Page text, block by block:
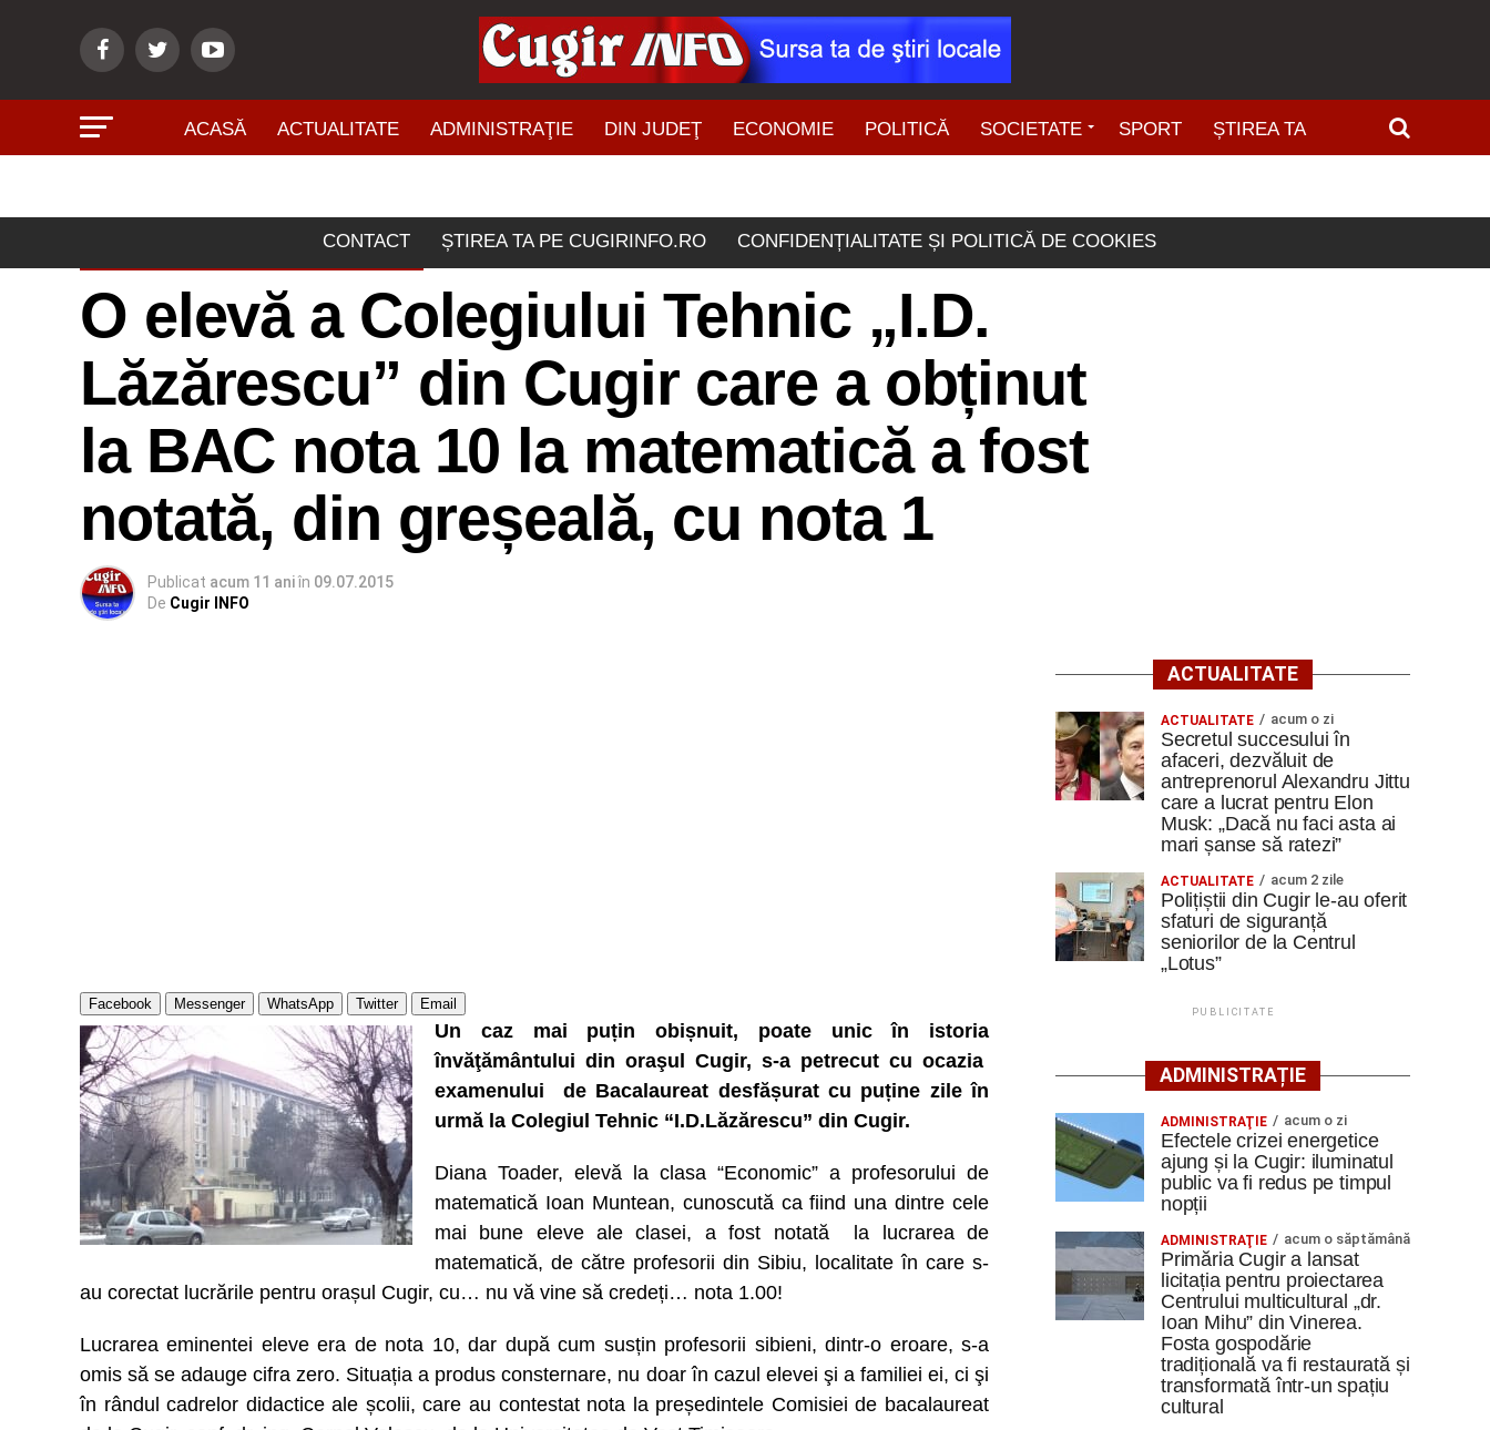
ACASĂ ACTUALITATE ADMINISTRAŢIE DIN JUDEŢ ECONOMIE POLITICĂ SOCIETATE SPORT ȘTIREA TA
CONTACT ȘTIREA TA PE CUGIRINFO.RO CONFIDENȚIALITATE ȘI POLITICĂ DE COOKIES
ÎNVĂŢĂMÂNT - CULTURĂ
O elevă a Colegiului Tehnic „I.D.
Lăzărescu” din Cugir care a obținut
la BAC nota 10 la matematică a fost
notată, din greșeală, cu nota 1
Publicat acum 11 aniîn 09.07.2015
De Cugir INFO
Facebook Messenger WhatsApp Twitter Email
Un caz mai puțin obișnuit, poate unic în istoria
învăţământului din oraşul Cugir, s-a petrecut cu ocazia
examenului de Bacalaureat desfășurat cu puține zile în
urmă la Colegiul Tehnic “I.D.Lăzărescu” din Cugir.
Diana Toader, elevă la clasa “Economic” a profesorului de
matematică Ioan Muntean, cunoscută ca fiind una dintre cele
mai bune eleve ale clasei, a fost notată la lucrarea de
matematică, de către profesorii din Sibiu, localitate în care s-
au corectat lucrările pentru orașul Cugir, cu… nu vă vine să credeți… nota 1.00!
Lucrarea eminentei eleve era de nota 10, dar după cum susțin profesorii sibieni, dintr-o eroare, s-a
omis să se adauge cifra zero. Situația a produs consternare, nu doar în cazul elevei şi a familiei ei, ci şi
în rândul cadrelor didactice ale școlii, care au contestat nota la președintele Comisiei de bacalaureat
ACTUALITATE
ACTUALITATE acum o zi
Secretul succesului în
afaceri, dezvăluit de
antreprenorul Alexandru Jittu
care a lucrat pentru Elon
Musk: „Dacă nu faci asta ai
mari șanse să ratezi”
ACTUALITATE acum 2 zile
Polițiștii din Cugir le-au oferit
sfaturi de siguranță
seniorilor de la Centrul
„Lotus”
PUBLICITATE
ADMINISTRAȚIE
ADMINISTRAŢIE acum o zi
Efectele crizei energetice
ajung și la Cugir: iluminatul
public va fi redus pe timpul
nopții
ADMINISTRAŢIE acum o săptămână
Primăria Cugir a lansat
licitația pentru proiectarea
Centrului multicultural „dr.
Ioan Mihu” din Vinerea.
Fosta gospodărie
tradițională va fi restaurată și
transformată într-un spațiu
cultural